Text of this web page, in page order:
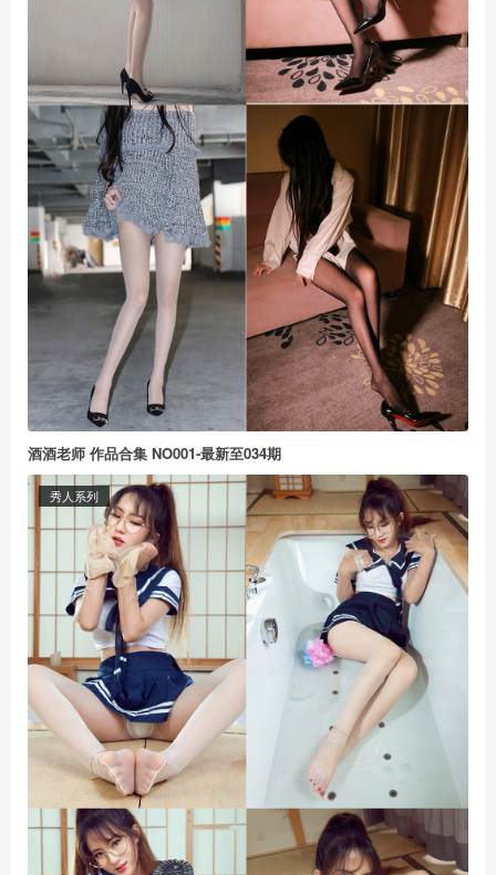
酒酒老师 作品合集 NO001-最新至034期
秀人系列